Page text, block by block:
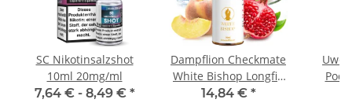
SC Nikotinsalzshot
10ml 20mg/ml
7,64 € - 8,49 € *
Dampflion Checkmate
White Bishop Longfill
Aroma
14,84 € *